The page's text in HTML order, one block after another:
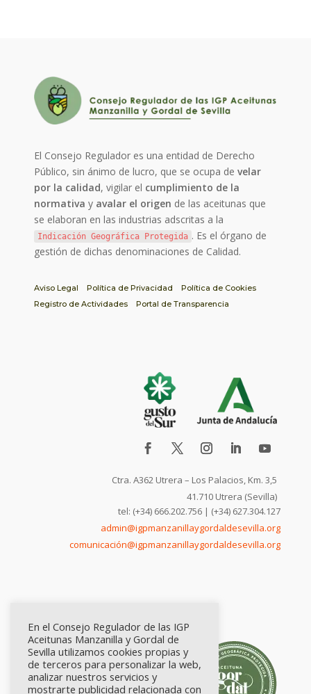
El Consejo Regulador es una entidad de Derecho
Público, sin ánimo de lucro, que se ocupa develar
por la calidad, vigilar el cumplimiento de la
normativa y avalar el origen de las aceitunas que
se elaboran en las industrias adscritas a la
Indicación Geográfica Protegida . Es el órgano de
gestión de dichas denominaciones de Calidad.
Aviso Legal Política de Privacidad
Política de Cookies
Registro de Actividades
Portal de Transparencia
Ctra. A362 Utrera – Los Palacios, Km. 3,5
41.710 Utrera (Sevilla)
tel: (+34) 666.202.756 | (+34) 627.304.127
admin@igpmanzanillaygordaldesevilla.org
comunicación@igpmanzanillaygordaldesevilla.org
En el Consejo Regulador de las IGP
Aceitunas Manzanilla y Gordal de
Sevilla utilizamos cookies propias y
de terceros para personalizar la web,
analizar nuestros servicios y
mostrarte publicidad relacionada con